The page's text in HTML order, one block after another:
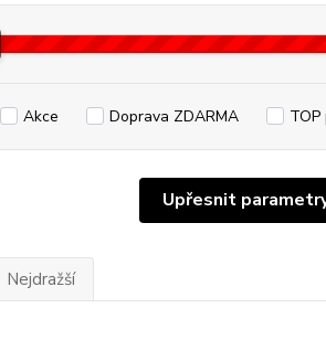
Upřesnit
Akce Doprava ZDARMA
Nejdražší